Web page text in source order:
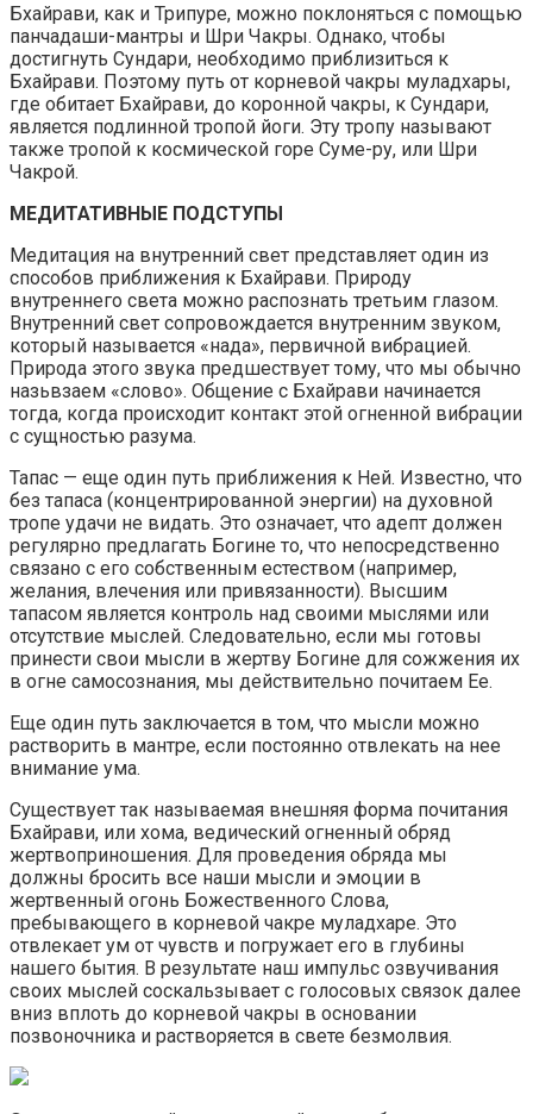
Бхайрави, как и Трипуре, можно поклоняться с помощью
панчадаши-мантры и Шри Чакры. Однако, чтобы
достигнуть Сундари, необходимо приблизиться к
Бхайрави. Поэтому путь от корневой чакры муладхары,
где обитает Бхайрави, до коронной чакры, к Сундари,
является подлинной тропой йоги. Эту тропу называют
также тропой к космической горе Суме-ру, или Шри
Чакрой.
МЕДИТАТИВНЫЕ ПОДСТУПЫ
Медитация на внутренний свет представляет один из
способов приближения к Бхайрави. Природу
внутреннего света можно распознать третьим глазом.
Внутренний свет сопровождается внутренним звуком,
который называется «нада», первичной вибрацией.
Природа этого звука предшествует тому, что мы обычно
назьвзаем «слово». Общение с Бхайрави начинается
тогда, когда происходит контакт этой огненной вибрации
с сущностью разума.
Тапас — еще один путь приближения к Ней. Известно, что
без тапаса (концентрированной энергии) на духовной
тропе удачи не видать. Это означает, что адепт должен
регулярно предлагать Богине то, что непосредственно
связано с его собственным естеством (например,
желания, влечения или привязанности). Высшим
тапасом является контроль над своими мыслями или
отсутствие мыслей. Следовательно, если мы готовы
принести свои мысли в жертву Богине для сожжения их
в огне самосознания, мы действительно почитаем Ее.
Еще один путь заключается в том, что мысли можно
растворить в мантре, если постоянно отвлекать на нее
внимание ума.
Существует так называемая внешняя форма почитания
Бхайрави, или хома, ведический огненный обряд
жертвоприношения. Для проведения обряда мы
должны бросить все наши мысли и эмоции в
жертвенный огонь Божественного Слова,
пребывающего в корневой чакре муладхаре. Это
отвлекает ум от чувств и погружает его в глубины
нашего бытия. В результате наш импульс озвучивания
своих мыслей соскальзывает с голосовых связок далее
вниз вплоть до корневой чакры в основании
позвоночника и растворяется в свете безмолвия.